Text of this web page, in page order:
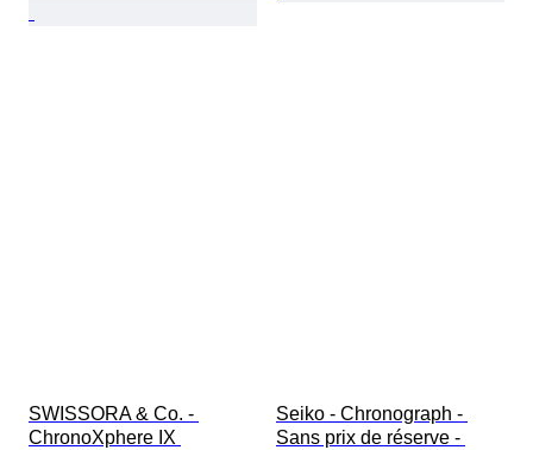
SWISSORA & Co. -
ChronoXphere IX
Seiko - Chronograph -
Sans prix de réserve -